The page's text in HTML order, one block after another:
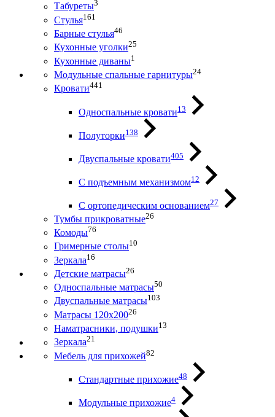
Табуреты3
Стулья161
Барные стулья46
Кухонные уголки25
Кухонные диваны1
Модульные спальные гарнитуры24
Кровати441
Односпальные кровати13
Полуторки138
Двуспальные кровати405
С подъемным механизмом12
С ортопедическим основанием27
Тумбы прикроватные26
Комоды76
Гримерные столы10
Зеркала16
Детские матрасы26
Односпальные матрасы50
Двуспальные матрасы103
Матрасы 120х20026
Наматрасники, подушки13
Зеркала21
Мебель для прихожей82
Стандартные прихожие48
Модульные прихожие4